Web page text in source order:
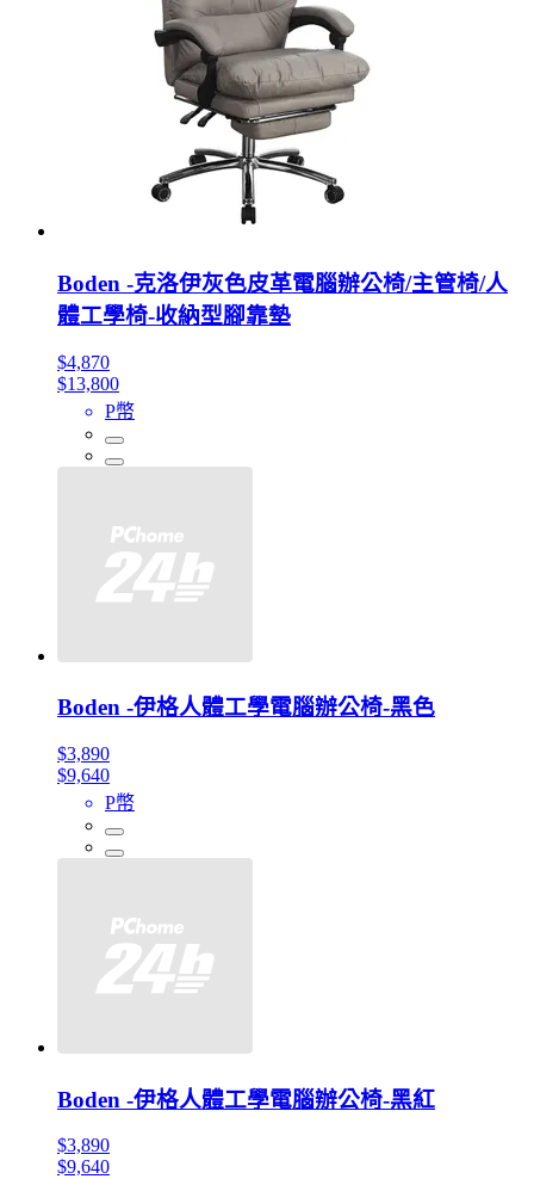
Boden -克洛伊灰色皮革電腦辦公椅/主管椅/人
體工學椅-收納型腳靠墊
$4,870
$13,800
P幣
Boden -伊格人體工學電腦辦公椅-黑色
$3,890
$9,640
P幣
Boden -伊格人體工學電腦辦公椅-黑紅
$3,890
$9,640